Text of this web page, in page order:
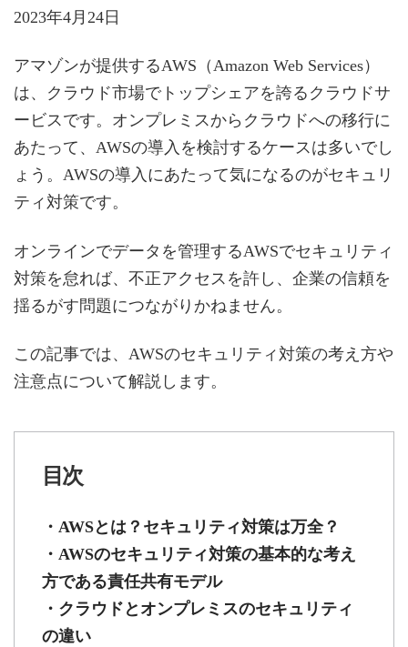
2023年4月24日
アマゾンが提供するAWS（Amazon Web Services）
は、クラウド市場でトップシェアを誇るクラウドサ
ービスです。オンプレミスからクラウドへの移行に
あたって、AWSの導入を検討するケースは多いでし
ょう。AWSの導入にあたって気になるのがセキュリ
ティ対策です。
オンラインでデータを管理するAWSでセキュリティ
対策を怠れば、不正アクセスを許し、企業の信頼を
揺るがす問題につながりかねません。
この記事では、AWSのセキュリティ対策の考え方や
注意点について解説します。
目次
・AWSとは？セキュリティ対策は万全？
・AWSのセキュリティ対策の基本的な考え
方である責任共有モデル
・クラウドとオンプレミスのセキュリティ
の違い